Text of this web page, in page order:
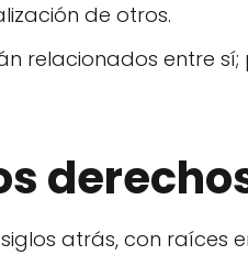
de otros.
relacionados entre
atrás, con raíces